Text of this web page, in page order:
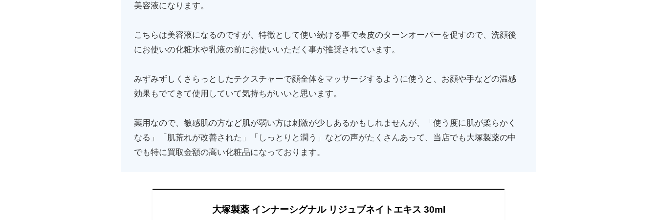
美容液になります。
こちらは美容液になるのですが、特徴として使い続ける事で表皮のターンオーバーを促すので、洗顔後
にお使いの化粧水や乳液の前にお使いいただく事が推奨されています。
みずみずしくさらっとしたテクスチャーで顔全体をマッサージするように使うと、お顔や手などの温感
効果もでてきて使用していて気持ちがいいと思います。
薬用なので、敏感肌の方など肌が弱い方は刺激が少しあるかもしれませんが、「使う度に肌が柔らかく
なる」「肌荒れが改善された」「しっとりと潤う」などの声がたくさんあって、当店でも大塚製薬の中
でも特に買取金額の高い化粧品になっております。
大塚製薬 インナーシグナル リジュブネイトエキス 30ml